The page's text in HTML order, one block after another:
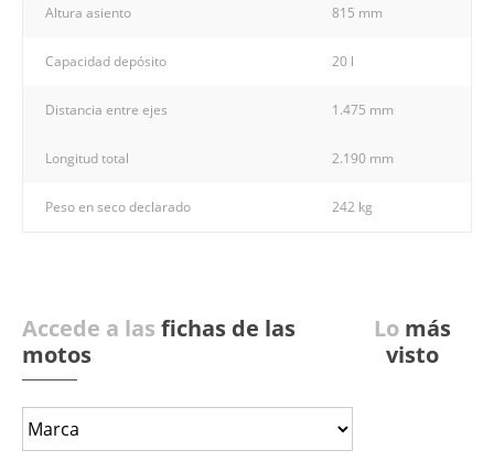
Altura asiento 815 mm
Capacidad depósito 20 l
Distancia entre ejes 1.475 mm
Longitud total 2.190 mm
Peso en seco declarado 242 kg
Accede a las fichas de las
motos
Lo más
visto